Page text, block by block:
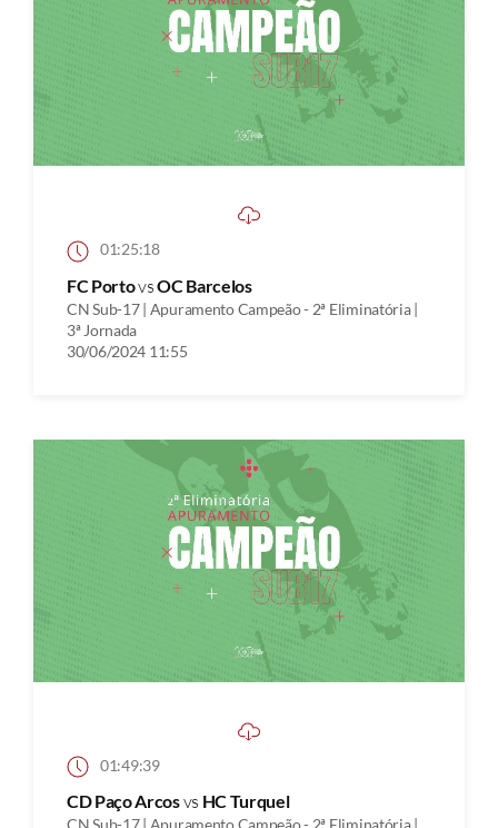
01:25:18
FC PortovsOC Barcelos
CN Sub-17 | Apuramento Campeão - 2ª Eliminatória |
3ª Jornada
30/06/2024 11:55
01:49:39
CD Paço Arcosvs HC Turquel